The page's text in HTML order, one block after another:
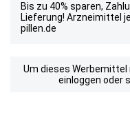
Bis zu 40% sparen,
Lieferung! Arzneimittel
pillen.de
Um dieses
einloggen oder